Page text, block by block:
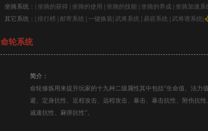
坐骑系统：| 坐骑的获得 坐骑的使用 坐骑的技能| 坐骑的养成| 坐骑加速系
其它系统：| 排行榜 邮寄系统| 一键换装 武将系统| 易容系统| 武将谱系统|
命轮系统
简介：
命轮修炼用来提升玩家的十九种二级属性其中包括“生命值、法力
避、定身抗性、近程攻击、远程攻击、暴击、暴击抗性、附伤抗
减速抗性、麻痹抗性”。